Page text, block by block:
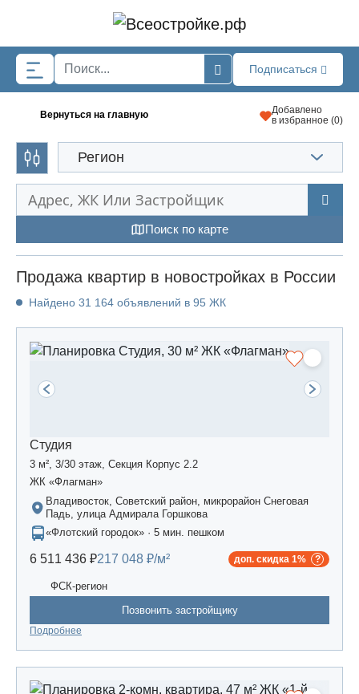
Подписаться
Вернуться на главную
Добавлено
в избранное (0)
Регион
Поиск по карте
Продажа квартир в новостройках в России
Найдено 31 164 объявлений в 95 ЖК
Студия
3 м², 3/30 этаж, Секция Корпус 2.2
ЖК «Флагман»
Владивосток, Советский район, микрорайон Снеговая
Падь, улица Адмирала Горшкова
«Флотский городок» · 5 мин. пешком
6 511 436 ₽217 048 ₽/м² доп. скидка 1%
ФСК-регион
Позвонить застройщику
Подробнее